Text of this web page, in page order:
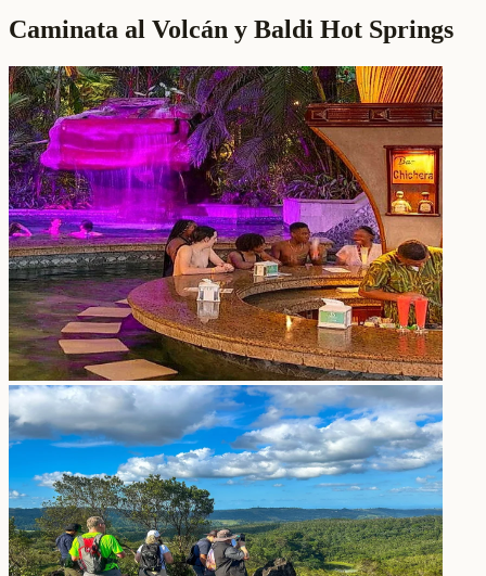
Caminata al Volcán y Baldi Hot Springs